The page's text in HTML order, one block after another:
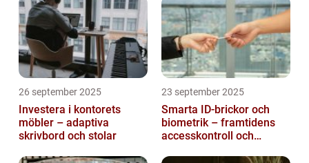
26 september 2025
Investera i kontorets
möbler – adaptiva
skrivbord och stolar
23 september 2025
Smarta ID-brickor och
biometrik – framtidens
accesskontroll och